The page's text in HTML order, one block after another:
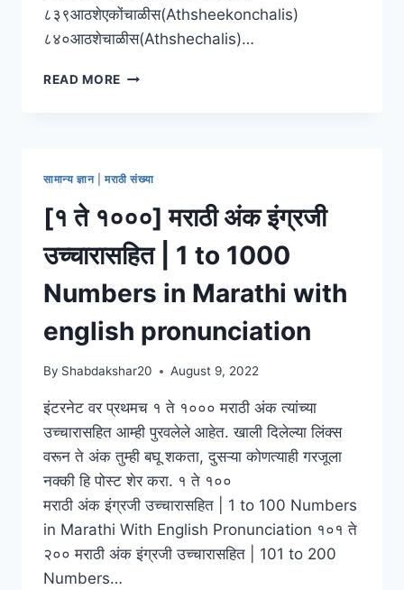
८३९आठशेएकोंचाळीस(Athsheekonchalis)
८४०आठशेचाळीस(Athshechalis)…
READ MORE [८०१
801
TO
900
NUMBERS
IN
MARATHI
WITH
PRONUNCIATION
सामान्य ज्ञान| मराठी संख्या
[१ ते १०००] मराठी अंक इंग्रजी
उच्चारासहित | 1 to 1000
Numbers in Marathi with
english pronunciation
By Shabdakshar20 August 9, 2022
इंटरनेट वर प्रथमच १ ते १००० मराठी अंक त्यांच्या
उच्चारासहित आम्ही पुरवलेले आहेत. खाली दिलेल्या लिंक्स
वरून ते अंक तुम्ही बघू शकता, दुसऱ्या कोणत्याही गरजूला
नक्की हि पोस्ट शेर करा. १ ते १००
मराठी अंक इंग्रजी उच्चारासहित | 1 to 100 Numbers
in Marathi With English Pronunciation १०१ ते
२०० मराठी अंक इंग्रजी उच्चारासहित | 101 to 200
Numbers…